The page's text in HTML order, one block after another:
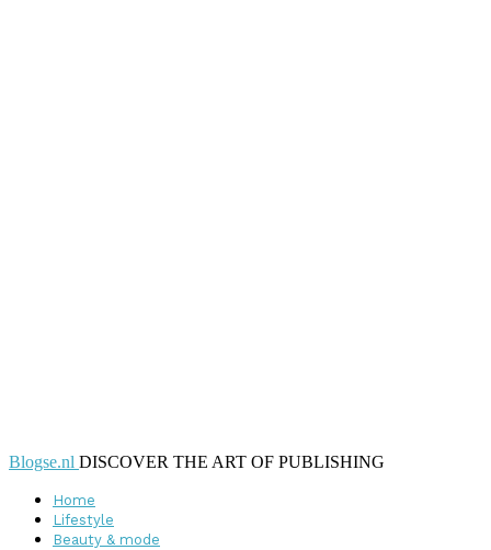
Blogse.nl DISCOVER THE ART OF PUBLISHING
Home
Lifestyle
Beauty & mode